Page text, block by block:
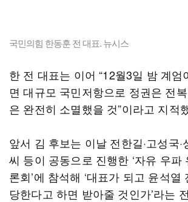
국민의힘 한동훈 전 대표. 뉴시스
한 전 대표는 이어 “12월3일 밤 계엄
면 대규모 국민저항으로 정권은 전
은 완전히 소멸했을 것”이라고 지적
앞서 김 후보는 이날 전한길·고성국·
씨 등이 공동으로 진행한 ‘자유 우파
론회’에 참석해 ‘대표가 되고 윤석열
당한다고 하면 받아줄 것인가’라는